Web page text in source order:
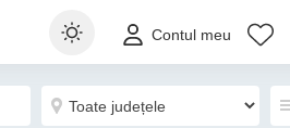
Contul meu